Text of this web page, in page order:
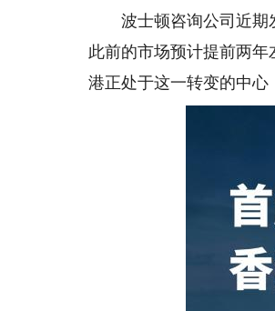
波士顿咨询公司近期发
此前的市场预计提前两
港正处于这一转变的中心